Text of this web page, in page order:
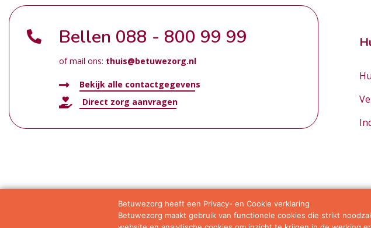
Bellen 088 - 800 99 99
of mail ons: thuis@betuwezorg.nl
Bekijk alle contactgegevens
Direct zorg aanvragen
Privacy statement Algemene voorwaarden
Betuwezorg heeft een Privacy- en Cookie verklaring
Betuwezorg maakt gebruik van functionele cookies die strikt